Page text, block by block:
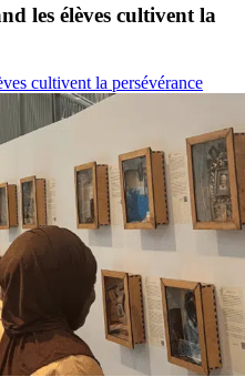
les élèves cultivent la
cultivent la persévérance